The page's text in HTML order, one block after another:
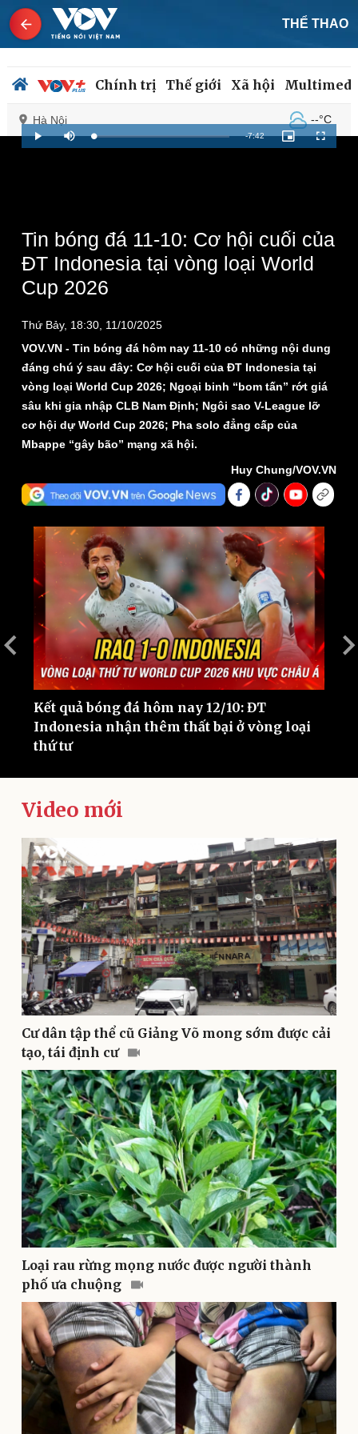
THỂ THAO
Chính trị Thế giới Xã hội
Hà Nội --°C
Tổ chức nhân sự
Quốc hội
Nhận diện sự thật
Dự báo thời tiết
Giáo dục
Dấu ấn VOV
Thế giới
Quan sát
Cuộc sống đó đây
Hồ sơ
Multimedia
Video
Ảnh
E-Magazine
Infographic
Bất động sản
Khởi nghiệp
Giá vàng
Tiêu dùng
Tỷ giá
Chứng khoán
Giá cà phê
Pháp luật
Vụ án
Tin nóng
Tư vấn luật
Quân sự - Quốc phòng
Vũ khí
Việt Nam
Phân tích
Ô tô - Xe máy
Play Mute Loaded:
1.08%
Remaining
-7:42
Picture-
in-
Fullscreen
Tin bóng đá 11-10: Cơ hội cuối của
ĐT Indonesia tại vòng loại World
Cup 2026
Thứ Bảy, 18:30, 11/10/2025
VOV.VN - Tin bóng đá hôm nay 11-10 có những nội dung
đáng chú ý sau đây: Cơ hội cuối của ĐT Indonesia tại
vòng loại World Cup 2026; Ngoại binh “bom tấn” rớt giá
sâu khi gia nhập CLB Nam Định; Ngôi sao V-League lỡ
cơ hội dự World Cup 2026; Pha solo đẳng cấp của
Mbappe “gây bão” mạng xã hội.
Huy Chung/VOV.VN
Kết quả bóng đá hôm nay 12/10: ĐT
Indonesia nhận thêm thất bại ở vòng loại
thứ tư
Video mới
Cư dân tập thể cũ Giảng Võ mong sớm được cải
tạo, tái định cư
Loại rau rừng mọng nước được người thành
phố ưa chuộng